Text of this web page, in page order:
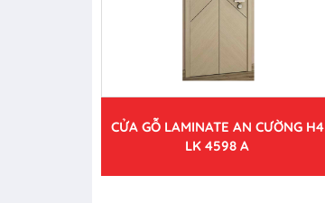
CỬA GỖ LAMINATE AN CƯỜNG H4
LK 4598 A